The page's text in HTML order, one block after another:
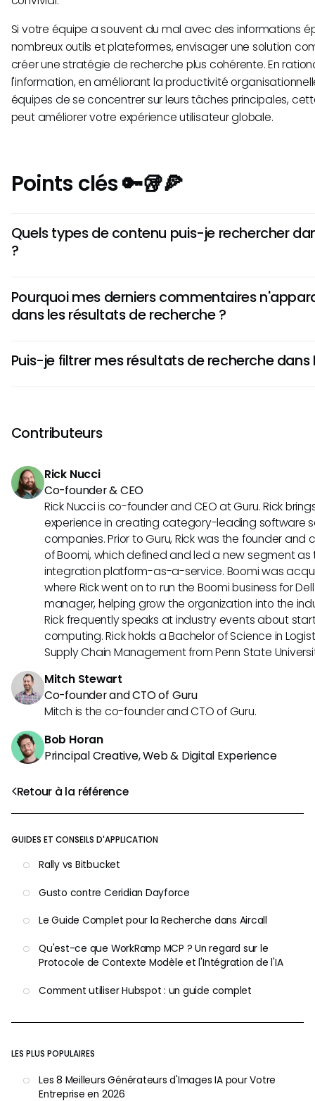
Retour à la référence
GUIDES ET CONSEILS D'APPLICATION
Rally vs Bitbucket
Gusto contre Ceridian Dayforce
Le Guide Complet pour la Recherche dans Aircall
Qu'est-ce que WorkRamp MCP ? Un regard sur le
Protocole de Contexte Modèle et l'Intégration de l'IA
Comment utiliser Hubspot : un guide complet
LES PLUS POPULAIRES
Les 8 Meilleurs Générateurs d'Images IA pour Votre
Entreprise en 2026
Si votre équipe a souvent du mal avec des informations
nombreux outils et plateformes, envisager une solution
créer une stratégie de recherche plus cohérente. En
l'information, en améliorant la productivité
équipes de se concentrer sur leurs tâches principales,
peut améliorer votre expérience utilisateur globale.
Points clés 🔑🥡🍕
Quels types de contenu puis-je rechercher
?
tâches et des fichiers stockés dans votre compte
à l'esprit que tout le contenu peut ne pas être indexé,
Pourquoi mes derniers commentaires
dans les résultats de recherche ?
l'ajout de nouveaux commentaires ou contenu. Si vous ne
Puis-je filtrer mes résultats de recherche
vous recherchez. La possibilité de trier par différents
considérablement l'expérience de recherche.
Contributeurs
Rick Nucci
Co-founder & CEO
Rick Nucci is co-founder and CEO at Guru. Rick
experience in creating category-leading software
companies. Prior to Guru, Rick was the founder
of Boomi, which defined and led a new segment
integration platform-as-a-service. Boomi was
where Rick went on to run the Boomi business for
manager, helping grow the organization into the
Rick frequently speaks at industry events about
computing. Rick holds a Bachelor of Science in
Supply Chain Management from Penn State
Mitch Stewart
Co-founder and CTO of Guru
Mitch is the co-founder and CTO of Guru.
Bob Horan
Principal Creative, Web & Digital Experience